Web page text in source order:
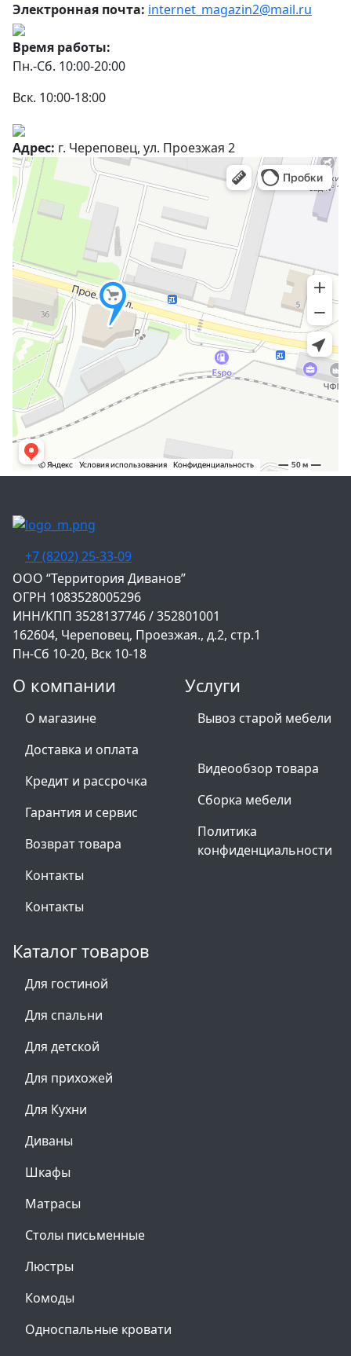
Электронная почта: internet_magazin2@mail.ru
Время работы:
Пн.-Сб. 10:00-20:00
Вск. 10:00-18:00
Адрес: г. Череповец, ул. Проезжая 2
О компании
О магазине
Доставка и оплата
Кредит и рассрочка
Гарантия и сервис
Возврат товара
Контакты
Контакты
Услуги
Вывоз старой мебели
Видеообзор товара
Сборка мебели
Политика
конфиденциальности
Каталог товаров
Для гостиной
Для спальни
Для детской
Для прихожей
Для Кухни
Диваны
Шкафы
Матрасы
Столы письменные
Люстры
Комоды
Односпальные кровати
+7 (8202) 25-33-09
‌ООО “Территория Диванов”
ОГРН 1083528005296
ИНН/КПП 3528137746 / 352801001
162604, Череповец, Проезжая., д.2, стр.1
Пн-Сб 10-20, Вск 10-18